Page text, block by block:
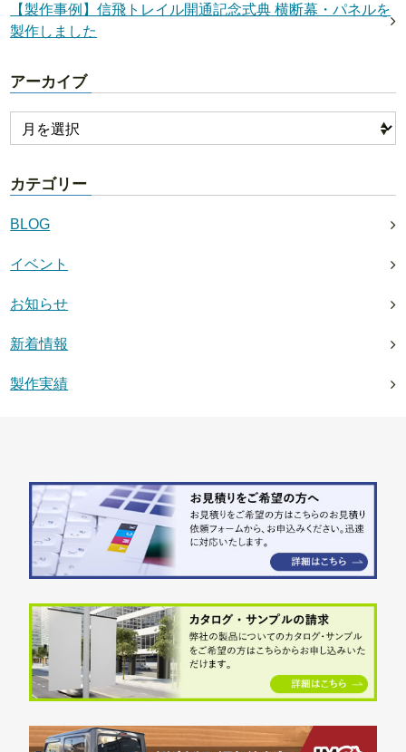
【製作事例】信飛トレイル開通記念式典 横断幕・パネルを
製作しました
アーカイブ
カテゴリー
BLOG
イベント
お知らせ
新着情報
製作実績